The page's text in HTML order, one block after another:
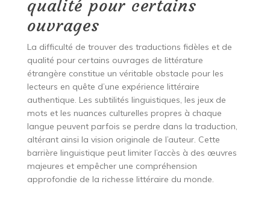
qualité pour certains
ouvrages
La difficulté de trouver des traductions fidèles et de
qualité pour certains ouvrages de littérature
étrangère constitue un véritable obstacle pour les
lecteurs en quête d’une expérience littéraire
authentique. Les subtilités linguistiques, les jeux de
mots et les nuances culturelles propres à chaque
langue peuvent parfois se perdre dans la traduction,
altérant ainsi la vision originale de l’auteur. Cette
barrière linguistique peut limiter l’accès à des œuvres
majeures et empêcher une compréhension
approfondie de la richesse littéraire du monde.